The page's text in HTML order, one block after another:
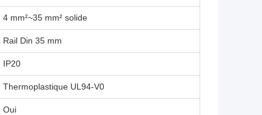
4 mm²~35 mm² solide
Rail Din 35 mm
IP20
Thermoplastique UL94-V0
Oui